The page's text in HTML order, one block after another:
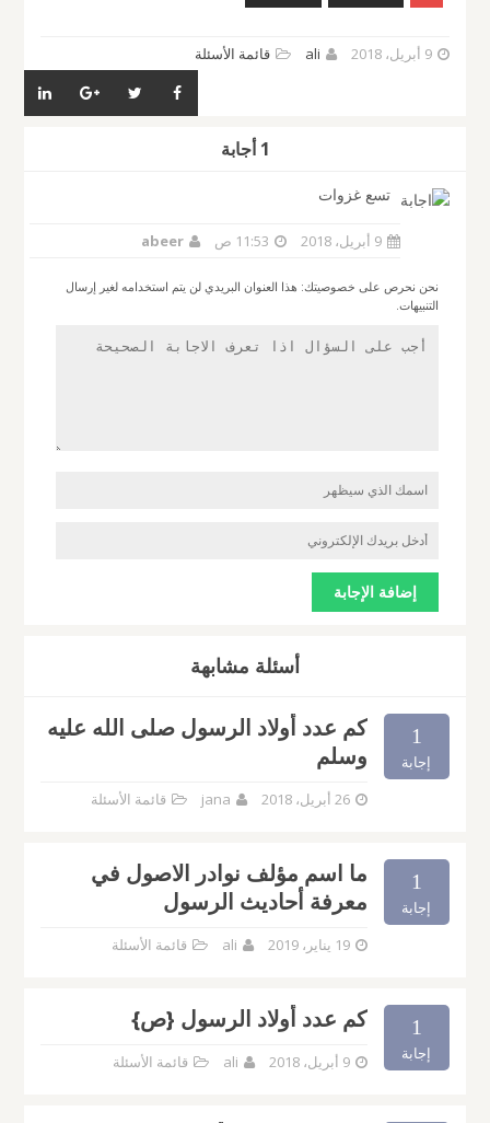
9 أبريل، 2018 ali قائمة الأسئلة
1 أجابة
تسع غزوات
9 أبريل، 2018 11:53 ص abeer
نحن نحرص على خصوصيتك: هذا العنوان البريدي لن يتم استخدامه لغير إرسال
التنبيهات.
أسئلة مشابهة
1
إجابة
كم عدد أولاد الرسول صلى الله عليه
وسلم
26 أبريل، 2018 jana قائمة الأسئلة
1
إجابة
ما اسم مؤلف نوادر الاصول في
معرفة أحاديث الرسول
19 يناير، 2019 ali قائمة الأسئلة
1
إجابة
كم عدد أولاد الرسول {ص}
9 أبريل، 2018 ali قائمة الأسئلة